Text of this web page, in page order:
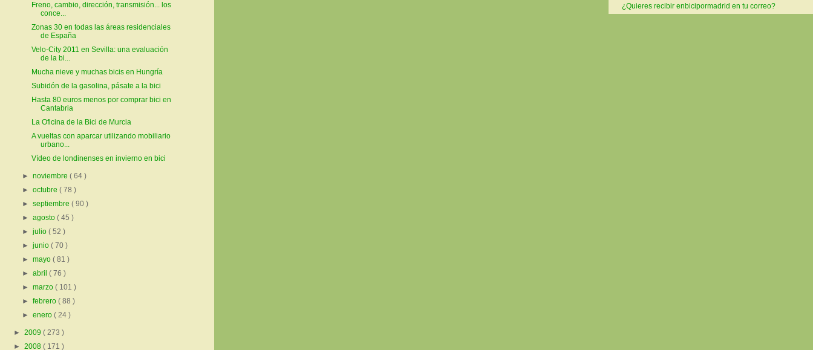
Freno, cambio, dirección, transmisión... los
conce...
Zonas 30 en todas las áreas residenciales
de España
Velo-City 2011 en Sevilla: una evaluación
de la bi...
Mucha nieve y muchas bicis en Hungría
Subidón de la gasolina, pásate a la bici
Hasta 80 euros menos por comprar bici en
Cantabria
La Oficina de la Bici de Murcia
A vueltas con aparcar utilizando mobiliario
urbano...
Vídeo de londinenses en invierno en bici
►noviembre( 64 )
►octubre( 78 )
►septiembre( 90 )
►agosto( 45 )
►julio( 52 )
►junio( 70 )
►mayo( 81 )
►abril( 76 )
►marzo( 101 )
►febrero( 88 )
►enero( 24 )
► 2009 ( 273 )
► 2008 ( 171 )
¿Quieres recibir enbicipormadrid en tu correo?